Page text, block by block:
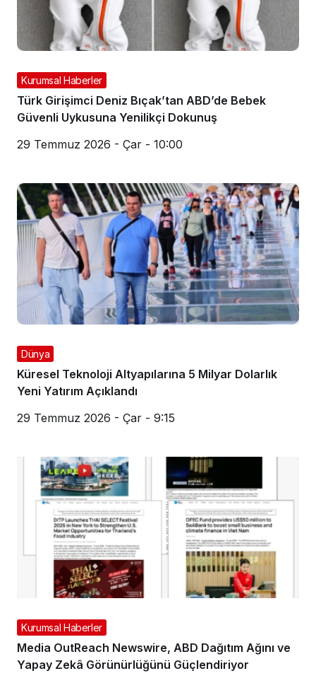
Kurumsal Haberler
Türk Girişimci Deniz Bıçak’tan ABD’de Bebek
Güvenli Uykusuna Yenilikçi Dokunuş
29 Temmuz 2026 - Çar - 10:00
Dünya
Küresel Teknoloji Altyapılarına 5 Milyar Dolarlık
Yeni Yatırım Açıklandı
29 Temmuz 2026 - Çar - 9:15
Kurumsal Haberler
Media OutReach Newswire, ABD Dağıtım Ağını ve
Yapay Zekâ Görünürlüğünü Güçlendiriyor